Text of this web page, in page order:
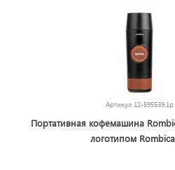
Артикул 12-595539.1p
Портативная кофемашина
логотипом